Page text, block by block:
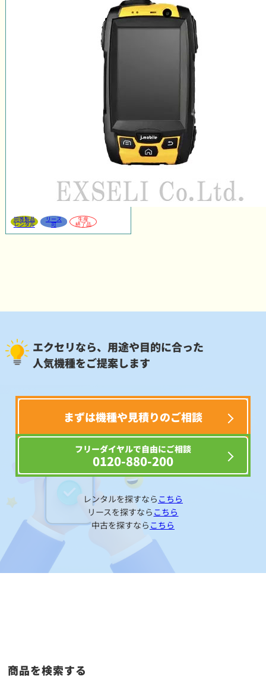
同等製品
レンタル
リース
可
生産
終了品
エクセリなら、用途や目的に合った
人気機種をご提案します
まずは機種や見積りのご相談
フリーダイヤルで自由にご相談
0120-880-200
レンタルを探すなら こちら
リースを探すなら こちら
中古を探すなら こちら
商品を検索する